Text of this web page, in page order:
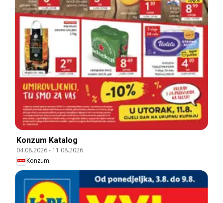
Konzum Katalog
04.08.2026- 11.08.2026
Konzum